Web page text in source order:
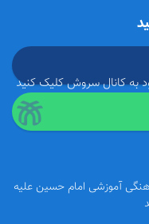
آموزشی امام حسین علیه